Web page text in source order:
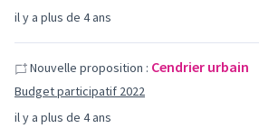
il y a plus de 4 ans
il y a plus de 4 ans
Nouvelle proposition : Cendrier urbain
Budget participatif 2022